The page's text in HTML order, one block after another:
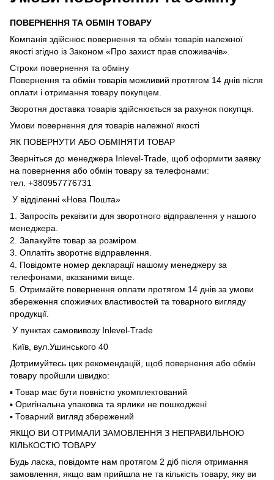
ПОВЕРНЕННЯ ТА ОБМІН ТОВАРУ
Компанія здійснює повернення та обмін товарів належної
якості згідно із Законом «Про захист прав споживачів».
Строки повернення та обміну
Повернення та обмін товарів можливий протягом 14 днів після
оплати і отримання товару покупцем.
Зворотня доставка товарів здійснюється за рахунок покупця.
Умови повернення для товарів належної якості
ЯК ПОВЕРНУТИ АБО ОБМІНЯТИ ТОВАР
Зверніться до менеджера Inlevel-Trade, щоб оформити заявку
на повернення або обмін товару за телефонами:
тел. +380957776731
У відділенні «Нова Пошта»
1. Запросіть реквізити для зворотного відправлення у нашого
менеджера.
2. Запакуйте товар за розміром.
3. Оплатіть зворотнє відправлення.
4. Повідомте номер декларації нашому менеджеру за
телефонами, вказаними вище.
5. Отримайте повернення оплати протягом 14 днів за умови
збереження споживчих властивостей та товарного вигляду
продукції.
У пунктах самовивозу Inlevel-Trade
Київ, вул.Ушинського 40
Дотримуйтесь цих рекомендацій, щоб повернення або обмін
товару пройшли швидко:
▪️ Товар має бути повністю укомплектований
▪️ Оригінальна упаковка та ярлики не пошкоджені
▪️ Товарний вигляд збережений
ЯКЩО ВИ ОТРИМАЛИ ЗАМОВЛЕННЯ З НЕПРАВИЛЬНОЮ
КІЛЬКОСТЮ ТОВАРУ
Будь ласка, повідомте нам протягом 2 діб після отримання
замовлення, якщо вам прийшла не та кількість товару, яку ви